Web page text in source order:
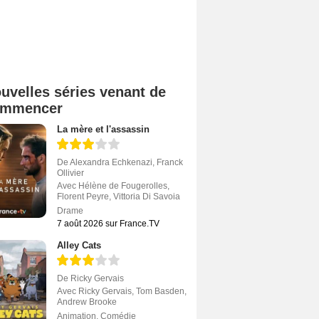
séries venant de
La mère et l'assassin
De Alexandra Echkenazi, Franck
Ollivier
Avec Hélène de Fougerolles,
Florent Peyre, Vittoria Di Savoia
Drame
7 août 2026 sur France.TV
Alley Cats
De Ricky Gervais
Avec Ricky Gervais, Tom Basden,
Andrew Brooke
Animation, Comédie